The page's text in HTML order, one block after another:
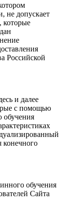
не допускает
которые
Российской
и далее
с помощью
обучения
конечного
обучения
Сайта